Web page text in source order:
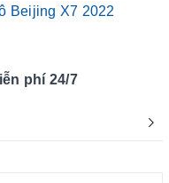
Beijing X7 2022
phí 24/7